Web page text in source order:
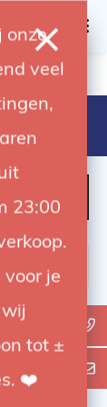
onze
veel
23:00
voor je
tot ±
❤️